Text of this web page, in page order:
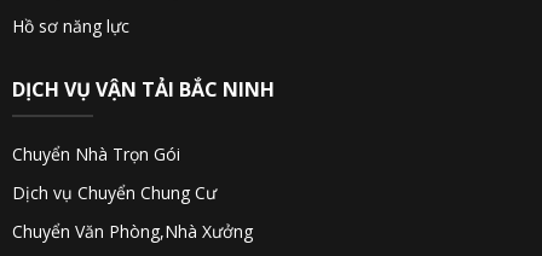
Hồ sơ năng lực
DỊCH VỤ VẬN TẢI BẮC NINH
Chuyển Nhà Trọn Gói
Dịch vụ Chuyển Chung Cư
Chuyển Văn Phòng,Nhà Xưởng